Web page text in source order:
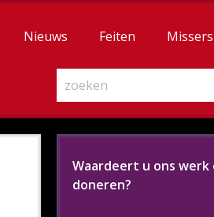
Nieuws Feiten Missers
Waardeert u ons werk
doneren?